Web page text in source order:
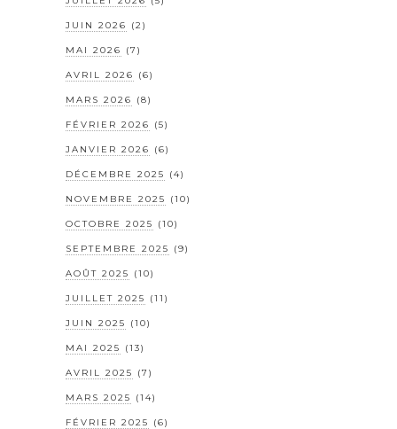
JUIN 2026 (2)
MAI 2026 (7)
AVRIL 2026 (6)
MARS 2026 (8)
FÉVRIER 2026 (5)
JANVIER 2026 (6)
DÉCEMBRE 2025 (4)
NOVEMBRE 2025 (10)
OCTOBRE 2025 (10)
SEPTEMBRE 2025 (9)
AOÛT 2025 (10)
JUILLET 2025 (11)
JUIN 2025 (10)
MAI 2025 (13)
AVRIL 2025 (7)
MARS 2025 (14)
FÉVRIER 2025 (6)